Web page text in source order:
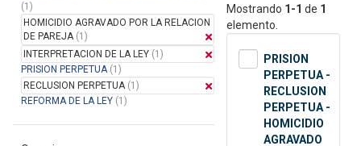
(1)
HOMICIDIO AGRAVADO POR LA RELACION
DE PAREJA(1)
INTERPRETACION DE LA LEY (1)
PRISION PERPETUA(1)
RECLUSION PERPETUA(1)
REFORMA DE LA LEY (1)
Mostrando 1-1 de 1
elemento.
PRISION
PERPETUA -
RECLUSION
PERPETUA -
HOMICIDIO
AGRAVADO